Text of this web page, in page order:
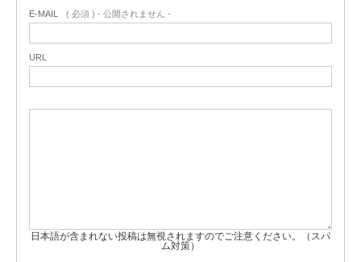
E-MAIL ( 必須 ) - 公開されません -
URL
日本語が含まれない投稿は無視されますのでご注意ください。（スパ
ム対策）